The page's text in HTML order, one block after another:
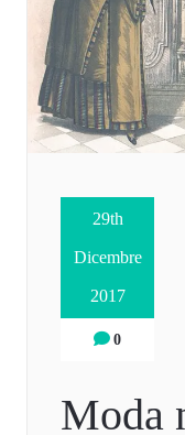
29th
Dicembre
2017
0
Moda